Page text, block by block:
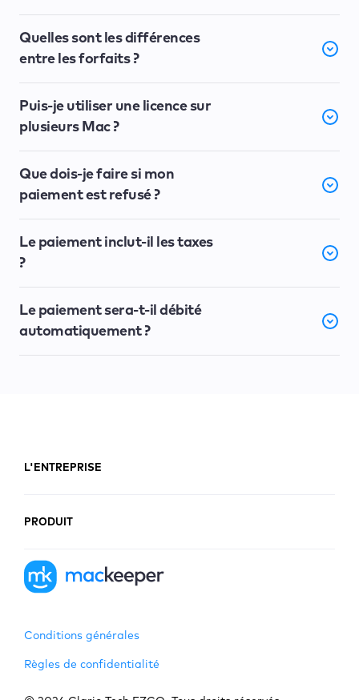
Quelles sont les différences
entre les forfaits ?
Puis-je utiliser une licence sur
plusieurs Mac ?
Que dois-je faire si mon
paiement est refusé ?
Le paiement inclut-il les taxes
?
Le paiement sera-t-il débité
automatiquement ?
L'ENTREPRISE
PRODUIT
Conditions générales
Règles de confidentialité